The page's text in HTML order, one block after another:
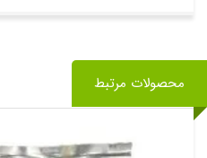
محصولات مرتبط